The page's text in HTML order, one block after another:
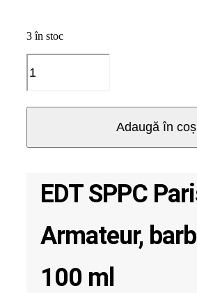
3 în stoc
EDT
SPPC
Paris
barbati,
Adaugă în coș
EDT SPPC
Armateur,
100 ml